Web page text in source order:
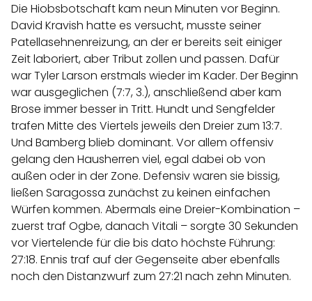
Die Hiobsbotschaft kam neun Minuten vor Beginn.
David Kravish hatte es versucht, musste seiner
Patellasehnenreizung, an der er bereits seit einiger
Zeit laboriert, aber Tribut zollen und passen. Dafür
war Tyler Larson erstmals wieder im Kader. Der Beginn
war ausgeglichen (7:7, 3.), anschließend aber kam
Brose immer besser in Tritt. Hundt und Sengfelder
trafen Mitte des Viertels jeweils den Dreier zum 13:7.
Und Bamberg blieb dominant. Vor allem offensiv
gelang den Hausherren viel, egal dabei ob von
außen oder in der Zone. Defensiv waren sie bissig,
ließen Saragossa zunächst zu keinen einfachen
Würfen kommen. Abermals eine Dreier-Kombination –
zuerst traf Ogbe, danach Vitali – sorgte 30 Sekunden
vor Viertelende für die bis dato höchste Führung:
27:18. Ennis traf auf der Gegenseite aber ebenfalls
noch den Distanzwurf zum 27:21 nach zehn Minuten.